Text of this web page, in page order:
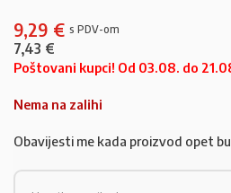
9,29 €
7,43 €
Poštovani kupci! Od 03.08. do
Nema na zalihi
Obavijesti me kada proizvod opet